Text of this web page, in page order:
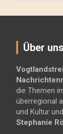
Über uns
die Themen
überregional
und Kultur
Stephanie